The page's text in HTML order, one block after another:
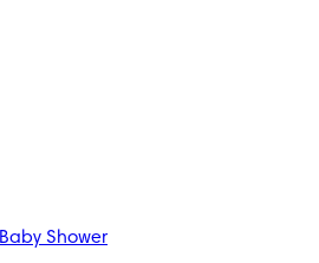
Baby Shower